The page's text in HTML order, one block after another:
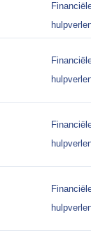
Financiële
Financiële
Financiële
Financiële